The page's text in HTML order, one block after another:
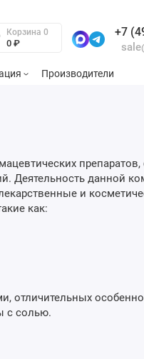
Корзина 0
0 ₽
+7
Производители
Деятельность данной
и
как:
отличительных
с солью.